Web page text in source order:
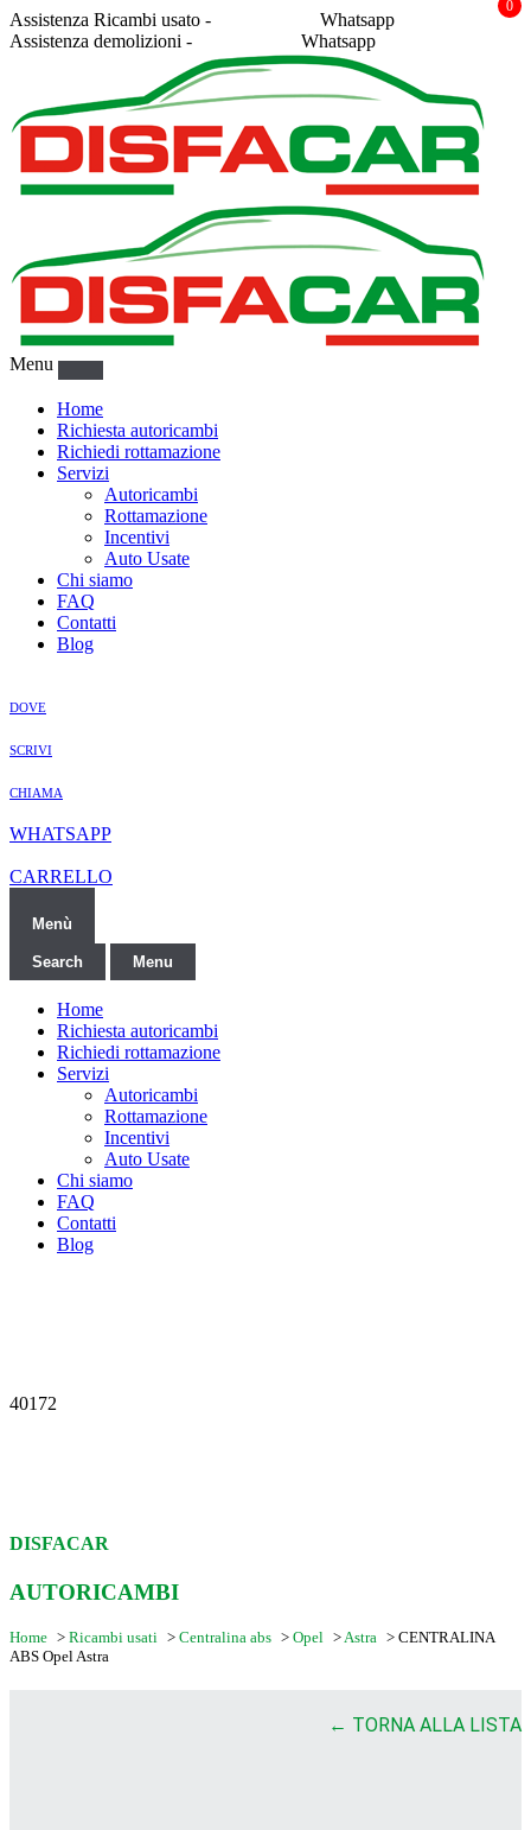
Assistenza Ricambi usato -
Whatsapp
Assistenza demolizioni -
Whatsapp
Menu
Home
Richiesta autoricambi
Richiedi rottamazione
Servizi
Autoricambi
Rottamazione
Incentivi
Auto Usate
Chi siamo
FAQ
Contatti
Blog
DOVE
SCRIVI
CHIAMA
WHATSAPP
0
CARRELLO
Menù
Search Menu
Home
Richiesta autoricambi
Richiedi rottamazione
Servizi
Autoricambi
Rottamazione
Incentivi
Auto Usate
Chi siamo
FAQ
Contatti
Blog
40172
DISFACAR
AUTORICAMBI
Home > Ricambi usati > Centralina abs > Opel >Astra > CENTRALINA
ABS Opel Astra
← TORNA ALLA LISTA